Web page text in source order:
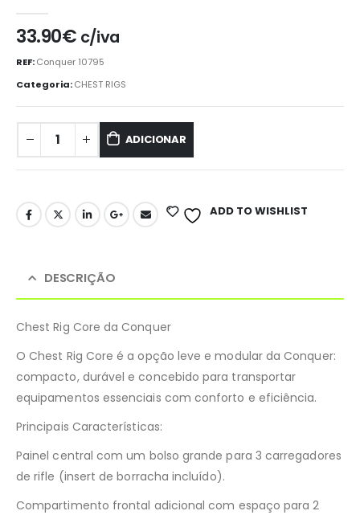
33.90€ c/iva
REF:Conquer 10795
Categoria:CHEST RIGS
ADICIONAR
ADD TO WISHLIST
DESCRIÇÃO
Chest Rig Core da Conquer
O Chest Rig Core é a opção leve e modular da Conquer:
compacto, durável e concebido para transportar
equipamentos essenciais com conforto e eficiência.
Principais Características:
Painel central com um bolso grande para 3 carregadores
de rifle (insert de borracha incluído).
Compartimento frontal adicional com espaço para 2